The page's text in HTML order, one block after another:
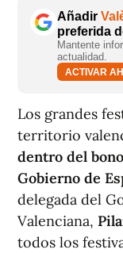
Añadir
preferida
Mantente
actualidad.
ACTIVAR
Los grandes
territorio
dentro del
Gobierno de
delegada del
Valenciana,
todos los